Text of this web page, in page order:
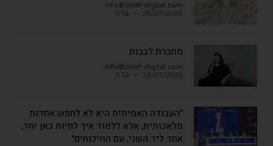
info@chief-digital.com
מחברת לבבות
info@chief-digital.com
"העבודה האמיתית היא לא לחפש אחדות
מלאכותית, אלא ללמוד איך לחיות כאן יחד,
אחד ליד השני, עם הוויכוחים"